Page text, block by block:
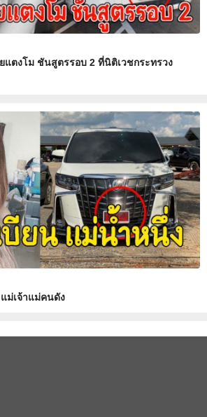
แตงโม ชันสูตรรอบ 2 ที่นิติเวชกระทรวง
ม่เจ้าแม่คนดัง